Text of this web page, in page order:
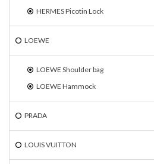
HERMES Picotin Lock
LOEWE
LOEWE Shoulder bag
LOEWE Hammock
PRADA
LOUIS VUITTON